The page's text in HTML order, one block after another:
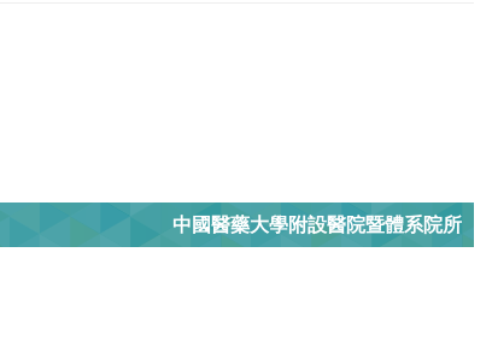
中國醫藥大學附設醫院暨體系院所